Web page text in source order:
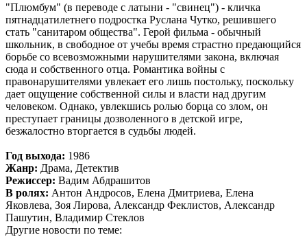
"Плюмбум" (в переводе с латыни - "свинец") - кличка
пятнадцатилетнего подростка Руслана Чутко, решившего
стать "санитаром общества". Герой фильма - обычный
школьник, в свободное от учебы время страстно предающийся
борьбе со всевозможными нарушителями закона, включая
сюда и собственного отца. Романтика войны с
правонарушителями увлекает его лишь постольку, поскольку
дает ощущение собственной силы и власти над другим
человеком. Однако, увлекшись ролью борца со злом, он
преступает границы дозволенного в детской игре,
безжалостно вторгается в судьбы людей.
Год выхода: 1986
Жанр: Драма, Детектив
Режиссер: Вадим Абдрашитов
В ролях: Антон Андросов, Елена Дмитриева, Елена
Яковлева, Зоя Лирова, Александр Феклистов, Александр
Пашутин, Владимир Стеклов
Другие новости по теме: